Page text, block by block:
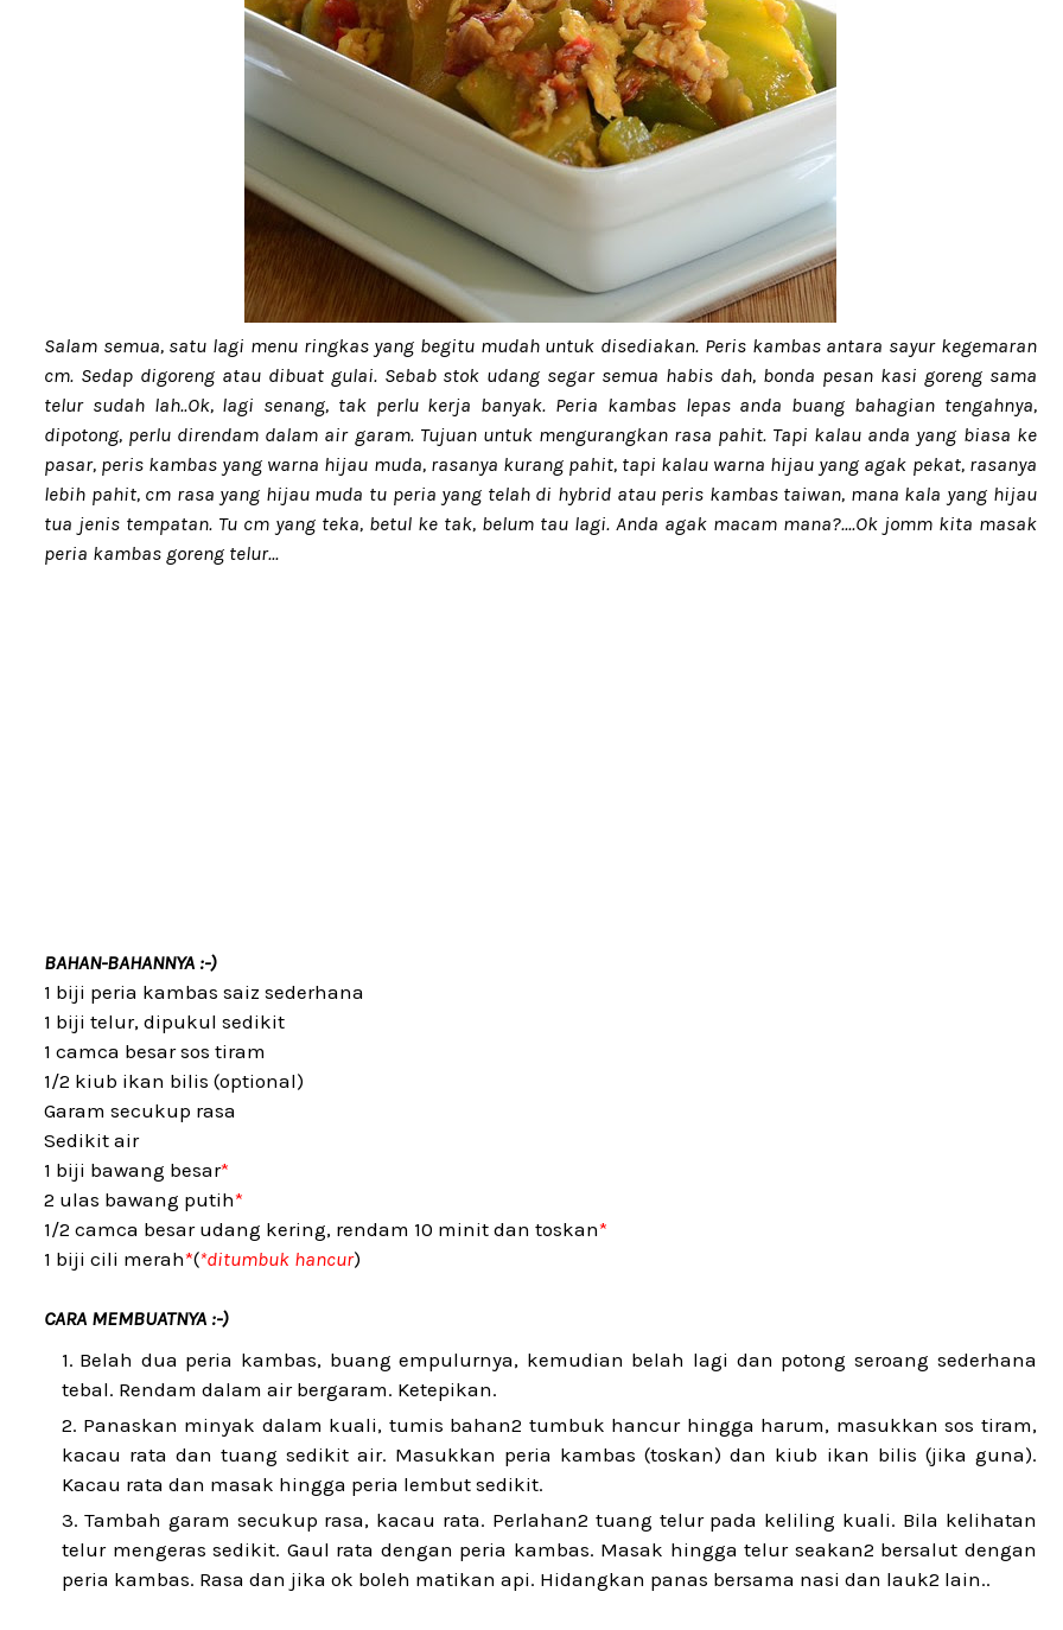
Salam semua, satu lagi menu ringkas yang begitu mudah untuk disediakan. Peris kambas antara sayur kegemaran
cm. Sedap digoreng atau dibuat gulai. Sebab stok udang segar semua habis dah, bonda pesan kasi goreng sama
telur sudah lah..Ok, lagi senang, tak perlu kerja banyak. Peria kambas lepas anda buang bahagian tengahnya,
dipotong, perlu direndam dalam air garam. Tujuan untuk mengurangkan rasa pahit. Tapi kalau anda yang biasa ke
pasar, peris kambas yang warna hijau muda, rasanya kurang pahit, tapi kalau warna hijau yang agak pekat, rasanya
lebih pahit, cm rasa yang hijau muda tu peria yang telah di hybrid atau peris kambas taiwan, mana kala yang hijau
tua jenis tempatan. Tu cm yang teka, betul ke tak, belum tau lagi. Anda agak macam mana?....Ok jomm kita masak
peria kambas goreng telur...
BAHAN-BAHANNYA :-)
1 biji peria kambas saiz sederhana
1 biji telur, dipukul sedikit
1 camca besar sos tiram
1/2 kiub ikan bilis (optional)
Garam secukup rasa
Sedikit air
1 biji bawang besar*
2 ulas bawang putih*
1/2 camca besar udang kering, rendam 10 minit dan toskan*
1 biji cili merah*(*ditumbuk hancur)
CARA MEMBUATNYA :-)
Belah dua peria kambas, buang empulurnya, kemudian belah lagi dan potong seroang sederhana
tebal. Rendam dalam air bergaram. Ketepikan.
Panaskan minyak dalam kuali, tumis bahan2 tumbuk hancur hingga harum, masukkan sos tiram,
kacau rata dan tuang sedikit air. Masukkan peria kambas (toskan) dan kiub ikan bilis (jika guna).
Kacau rata dan masak hingga peria lembut sedikit.
Tambah garam secukup rasa, kacau rata. Perlahan2 tuang telur pada keliling kuali. Bila kelihatan
telur mengeras sedikit. Gaul rata dengan peria kambas. Masak hingga telur seakan2 bersalut dengan
peria kambas. Rasa dan jika ok boleh matikan api. Hidangkan panas bersama nasi dan lauk2 lain..